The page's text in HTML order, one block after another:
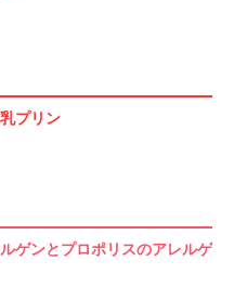
プリン
ゲンとプロポリスのアレルゲ